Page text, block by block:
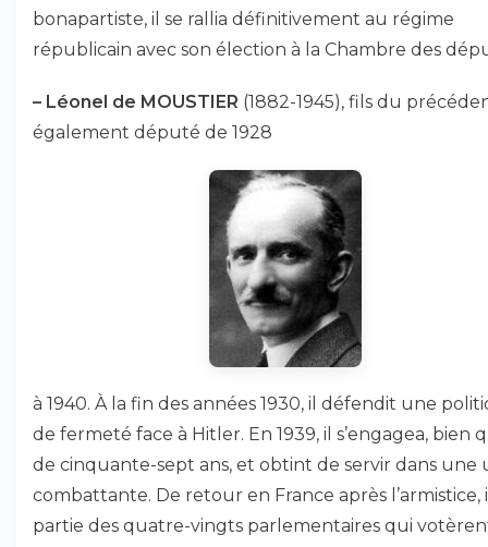
bonapartiste, il se rallia définitivement au régime
républicain avec son élection à la Chambre des
– Léonel de MOUSTIER (1882-1945), fils du
également député de 1928
à 1940. À la fin des années 1930, il défendit une
de fermeté face à Hitler. En 1939, il s’engagea, bien
de cinquante-sept ans, et obtint de servir dans une
combattante. De retour en France après l’armistice,
partie des quatre-vingts parlementaires qui